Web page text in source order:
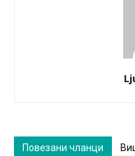
Повезани чланци